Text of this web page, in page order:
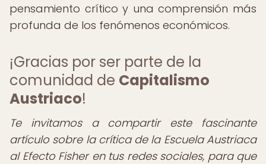
pensamiento crítico y una comprensión más
profunda de los fenómenos económicos.
¡Gracias por ser parte de la
comunidad de Capitalismo
Austriaco!
Te invitamos a compartir este fascinante
artículo sobre la crítica de la Escuela Austriaca
al Efecto Fisher en tus redes sociales, para que